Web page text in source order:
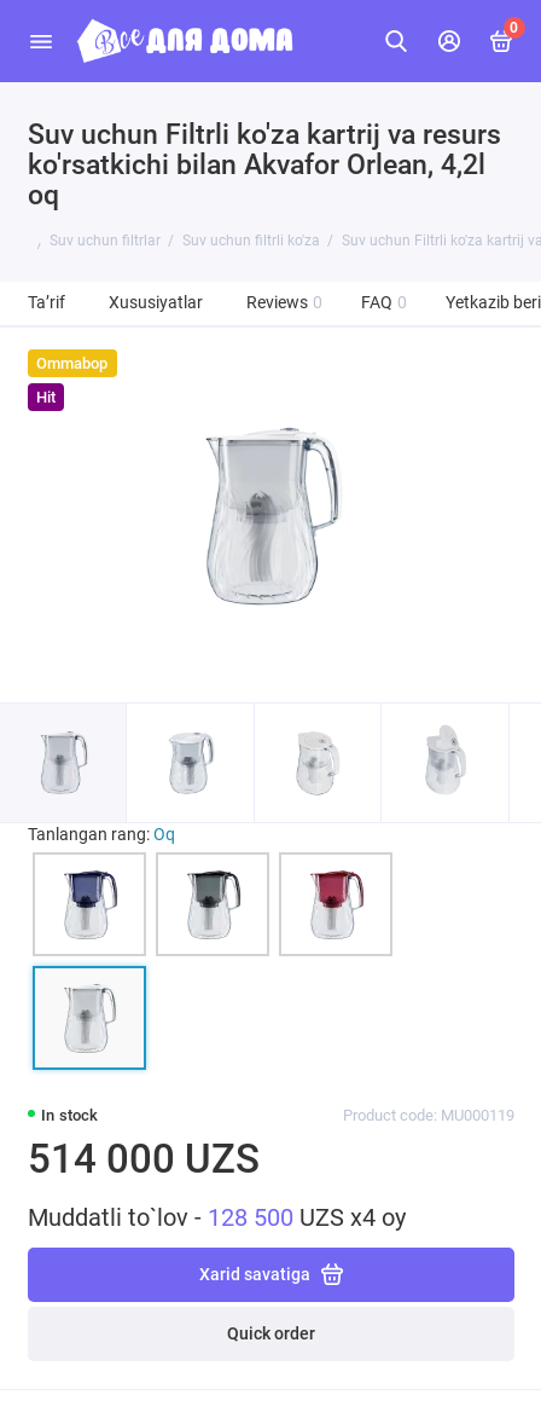
0
Suv uchun Filtrli ko'za kartrij va resurs
ko'rsatkichi bilan Akvafor Orlean, 4,2l
oq
Suv uchun filtrlar Suv uchun filtrli ko'za Suv uchun Filtrli ko'za kartrij
Ta’rif Xususiyatlar Reviews 0 FAQ 0 Yetkazib
Ommabop
Hit
In stock Product code: MU000119
514 000 UZS
Muddatli to`lov - 128 500 UZS x4 oy
Xarid savatiga
Quick order
Tanlangan rang:Oq